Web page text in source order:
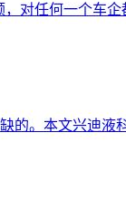
对任何一个车企
的。本文兴迪液